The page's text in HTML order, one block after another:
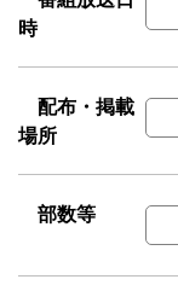
時
配布・掲載
場所
部数等